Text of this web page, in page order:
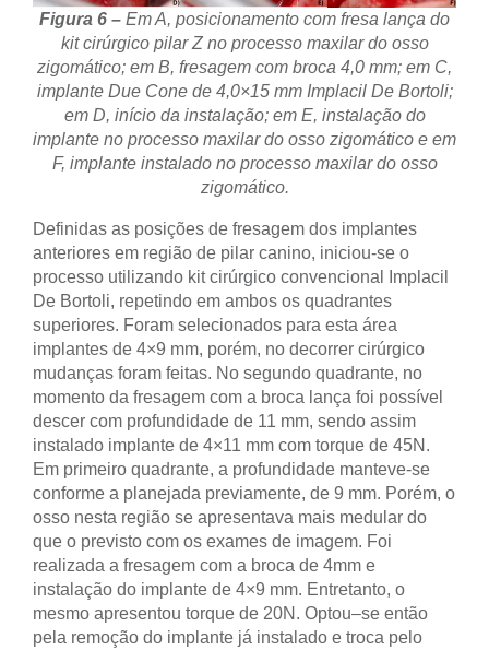
Figura 6 – Em A, posicionamento com fresa lança do
kit cirúrgico pilar Z no processo maxilar do osso
zigomático; em B, fresagem com broca 4,0 mm; em C,
implante Due Cone de 4,0×15 mm Implacil De Bortoli;
em D, início da instalação; em E, instalação do
implante no processo maxilar do osso zigomático e em
F, implante instalado no processo maxilar do osso
zigomático.
Definidas as posições de fresagem dos implantes
anteriores em região de pilar canino, iniciou-se o
processo utilizando kit cirúrgico convencional Implacil
De Bortoli, repetindo em ambos os quadrantes
superiores. Foram selecionados para esta área
implantes de 4×9 mm, porém, no decorrer cirúrgico
mudanças foram feitas. No segundo quadrante, no
momento da fresagem com a broca lança foi possível
descer com profundidade de 11 mm, sendo assim
instalado implante de 4×11 mm com torque de 45N.
Em primeiro quadrante, a profundidade manteve-se
conforme a planejada previamente, de 9 mm. Porém, o
osso nesta região se apresentava mais medular do
que o previsto com os exames de imagem. Foi
realizada a fresagem com a broca de 4mm e
instalação do implante de 4×9 mm. Entretanto, o
mesmo apresentou torque de 20N. Optou–se então
pela remoção do implante já instalado e troca pelo